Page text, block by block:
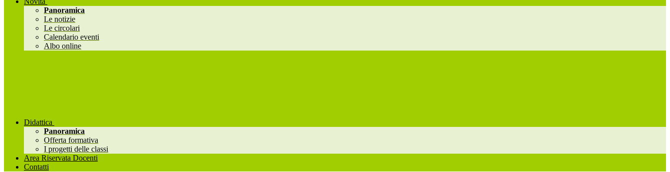
Panoramica
Le notizie
Le circolari
Calendario eventi
Albo online
Didattica
Panoramica
Offerta formativa
I progetti delle classi
Area Riservata Docenti
Contatti